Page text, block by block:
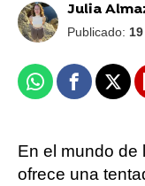
Julia
Publicado:
WhatsappFacebook
X
En el mundo de
ofrece una